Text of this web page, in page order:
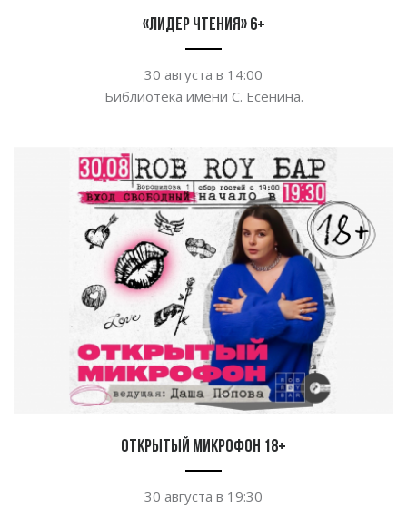
«Лидер чтения» 6+
30 августа в 14:00
Библиотека имени С. Есенина.
Открытый микрофон 18+
30 августа в 19:30